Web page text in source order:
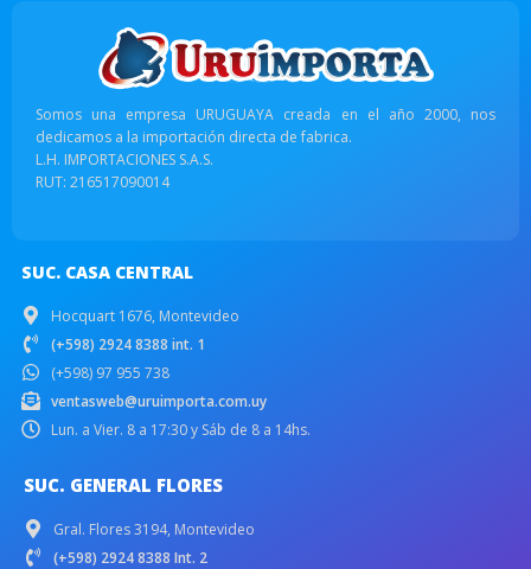
Somos una empresa URUGUAYA creada en el año 2000, nos
dedicamos a la importación directa de fabrica.
L.H. IMPORTACIONES S.A.S.
RUT: 216517090014
SUC. CASA CENTRAL
Hocquart 1676, Montevideo
(+598) 2924 8388 int. 1
(+598) 97 955 738
ventasweb@uruimporta.com.uy
Lun. a Vier. 8 a 17:30 y Sáb de 8 a 14hs.
SUC. GENERAL FLORES
Gral. Flores 3194, Montevideo
(+598) 2924 8388 Int. 2